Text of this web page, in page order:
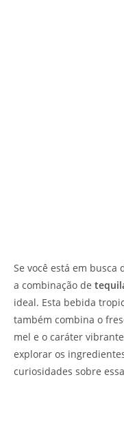
Se você está em
a combinação de
ideal. Esta bebida
também combina o
mel e o caráter
explorar os
curiosidades sobre